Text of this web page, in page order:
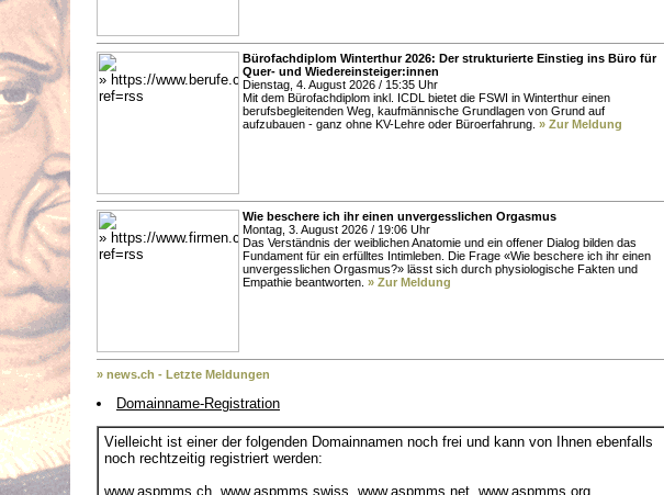
Bürofachdiplom Winterthur 2026: Der strukturierte Einstieg ins Büro für
Quer- und Wiedereinsteiger:innen
Dienstag, 4. August 2026 / 15:35 Uhr
Mit dem Bürofachdiplom inkl. ICDL bietet die FSWI in Winterthur einen
berufsbegleitenden Weg, kaufmännische Grundlagen von Grund auf
aufzubauen - ganz ohne KV-Lehre oder Büroerfahrung. » Zur Meldung
Wie beschere ich ihr einen unvergesslichen Orgasmus
Montag, 3. August 2026 / 19:06 Uhr
Das Verständnis der weiblichen Anatomie und ein offener Dialog bilden das
Fundament für ein erfülltes Intimleben. Die Frage «Wie beschere ich ihr einen
unvergesslichen Orgasmus?» lässt sich durch physiologische Fakten und
Empathie beantworten. » Zur Meldung
» news.ch - Letzte Meldungen
Domainname-Registration
Vielleicht ist einer der folgenden Domainnamen noch frei und kann von Ihnen ebenfalls
noch rechtzeitig registriert werden:
www.aspmms.ch www.aspmms.swiss www.aspmms.net www.aspmms.org